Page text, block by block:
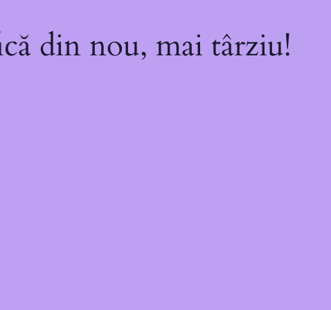
din nou, mai târziu!